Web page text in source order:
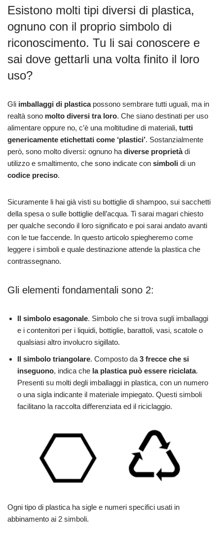
Esistono molti tipi diversi di plastica,
ognuno con il proprio simbolo di
riconoscimento. Tu li sai conoscere e
sai dove gettarli una volta finito il loro
uso?
Gli imballaggi di plasticapossono sembrare tutti uguali, ma in
realtà sono molto diversi tra loro. Che siano destinati per uso
alimentare oppure no, c’è una moltitudine di materiali, tutti
genericamente etichettati come ‘plastici’. Sostanzialmente
però, sono molto diversi: ognuno ha diverse proprietàdi
utilizzo e smaltimento, che sono indicate con simboli di un
codice preciso.
Sicuramente li hai già visti su bottiglie di shampoo, sui sacchetti
della spesa o sulle bottiglie dell’acqua. Ti sarai magari chiesto
per qualche secondo il loro significato e poi sarai andato avanti
con le tue faccende. In questo articolo spiegheremo come
leggere i simboli e quale destinazione attende la plastica che
contrassegnano.
Gli elementi fondamentali sono 2:
Il simbolo esagonale. Simbolo che si trova sugli imballaggi
e i contenitori per i liquidi, bottiglie, barattoli, vasi, scatole o
qualsiasi altro involucro sigillato.
Il simbolo triangolare. Composto da 3 frecce che si
inseguono, indica che la plastica può essere riciclata.
Presenti su molti degli imballaggi in plastica, con un numero
o una sigla indicante il materiale impiegato. Questi simboli
facilitano la raccolta differenziata ed il riciclaggio.
Ogni tipo di plastica ha sigle e numeri specifici usati in
abbinamento ai 2 simboli.